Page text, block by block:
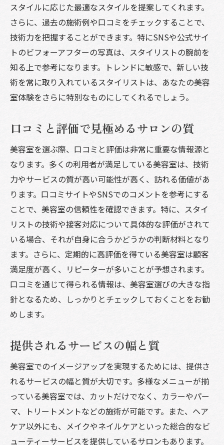
美容室でイメージアップをするためのアフター
ケアの重要性
施術後のヘアケアがもたらす効果
推奨されるシャンプーとコンディショナー
定期的なトリートメントのすすめ
ホームケアとサロンケアの違い
長持ちするスタイルの秘訣
美容室でのトレンドスタイル最新情報をキャッ
チせよ
シーズンごとのトレンドカラー
流行りのカットスタイル紹介
人気のスタイリングテクニック
注目のヘアアクセサリー
海外セレブに学ぶスタイル
トレンドを取り入れる際の注意点
美容室で自分らしさを引き出すスタイル選びの
ヒント
日常生活にフィットするスタイル
個性を引き立てるポイント
周囲の評価を活かしたスタイル選び
変化を恐れずに挑戦する心構え
美容室のプロの技術による自信アップの実現方
法
スタイルに応じた最適なスタイルを提案してくれます。
さらに、過去の施術例や口コミをチェックすることで、
技術力を把握することができます。特にSNSや公式サイ
トのビフォーアフターの写真は、スタイリストの腕前を
知る上で参考になります。トレンドに敏感で、新しい技
術を常に取り入れているスタイリストは、あなたの美容
室体験をさらに特別なものにしてくれるでしょう。
口コミと評価で見極めるサロンの質
美容室を選ぶ際、口コミと評価は非常に重要な情報源と
なります。多くの利用者が満足している美容室は、技術
力やサービスの質が高い可能性が高く、訪れる価値があ
ります。口コミサイトやSNSでのコメントを参考にする
ことで、美容室の信頼性を確認できます。特に、スタイ
リストの技術や接客対応について具体的な評価がされて
いる場合、それが自身に合うかどうかの判断材料となり
ます。さらに、定期的に高評価を得ている美容室は顧客
満足度が高く、リピーターが多いことが予想されます。
口コミを通じて得られる情報は、美容室選びの大きな指
針となるため、しっかりとチェックしておくことをお勧
めします。
提供されるサービスの幅と質
美容室でのイメージアップを実現するためには、提供さ
れるサービスの幅と質が大切です。多様なメニューが揃
っている美容室では、カットだけでなく、カラーやパー
マ、トリートメントなどの施術が可能です。また、ヘア
ケア以外にも、メイクやネイルケアといった総合的なビ
ューティーサービスを提供しているサロンもあります。